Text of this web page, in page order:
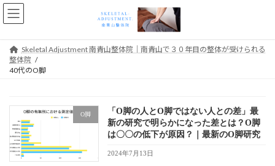
コ
ン
ナ
ビ
Skeletal Adjustment 南青山整体院｜南青山で３０年目の整体が受けられる
整体院
40代のO脚
O脚
「O脚の人とO脚ではない人との差」最
新の研究で明らかになった差とは？O脚
は〇〇の低下が原因？｜最新のO脚研究
2024年7月13日